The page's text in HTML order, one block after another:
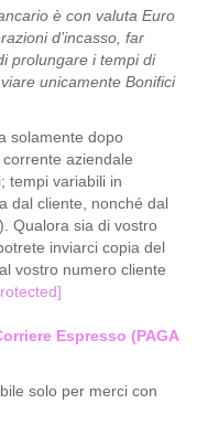
è con valuta Euro
d’incasso, far
prolungare i tempi di
unicamente Bonifici
solamente dopo
corrente aziendale
tempi variabili in
dal cliente, nonché dal
Qualora sia di vostro
inviarci copia del
vostro numero cliente
Espresso (PAGA
solo per merci con